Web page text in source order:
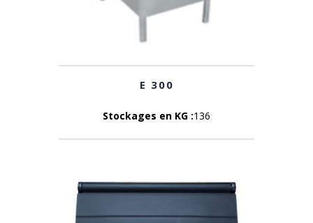
E 300
Stockages en KG :136